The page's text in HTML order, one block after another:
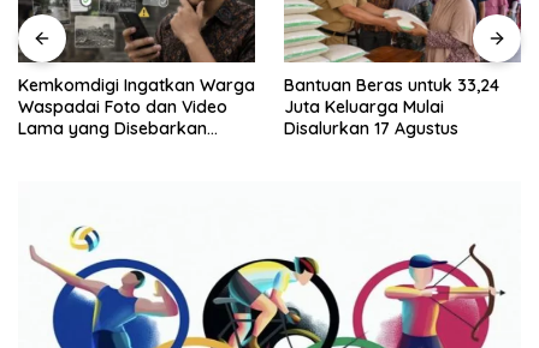
Kemkomdigi Ingatkan Warga
Waspadai Foto dan Video
Lama yang Disebarkan
Bantuan Beras untuk 33,24
Juta Keluarga Mulai
Disalurkan 17 Agustus